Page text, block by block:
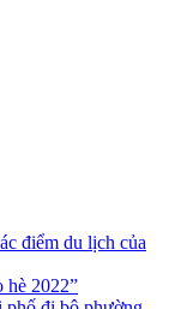
điểm du lịch của
hè 2022”